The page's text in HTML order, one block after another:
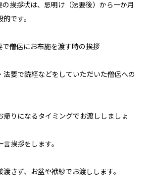
挨拶状は、忌明け（法要後）から一か月
です。
僧侶にお布施を渡す時の挨拶
法要で読経などをしていただいた僧侶への
帰りになるタイミングでお渡ししましょ
挨拶をします。
さず、お盆や袱紗でお渡しします。